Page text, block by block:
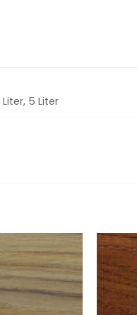
Liter, 5 Liter